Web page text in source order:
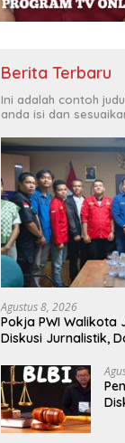
Berita Terbaru
Ini adalah contoh
anda isi dan
Agustus 8, 2026
Pokja PWI Walikota
Diskusi Jurnalistik,